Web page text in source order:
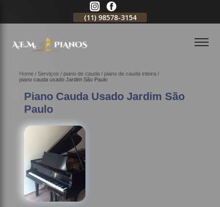
(11) 98578-3154
Home Serviços piano de cauda
piano de cauda inteira
piano cauda usado Jardim São Paulo
Piano Cauda Usado Jardim São
Paulo